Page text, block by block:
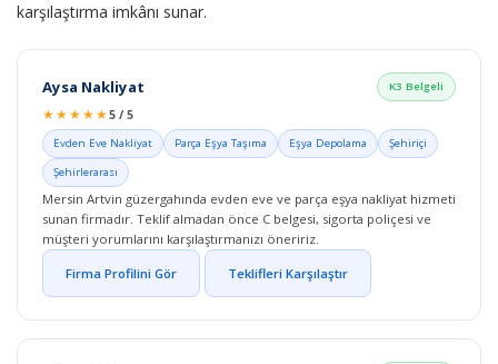
karşılaştırma imkânı sunar.
Aysa Nakliyat K3 Belgeli
★★★★★5 / 5
Evden Eve Nakliyat Parça Eşya Taşıma Eşya Depolama
Şehiriçi
Şehirlerarası
Mersin Artvin güzergahında evden eve ve parça eşya nakliyat hizmeti
sunan firmadır. Teklif almadan önce C belgesi, sigorta poliçesi ve
müşteri yorumlarını karşılaştırmanızı öneririz.
Firma Profilini Gör Teklifleri Karşılaştır